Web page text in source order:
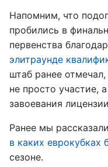
Напомним, что
пробились в
первенства
элитраунде
штаб ранее
не просто участие,
завоевания
Ранее мы
в каких еврокубках
сезоне.